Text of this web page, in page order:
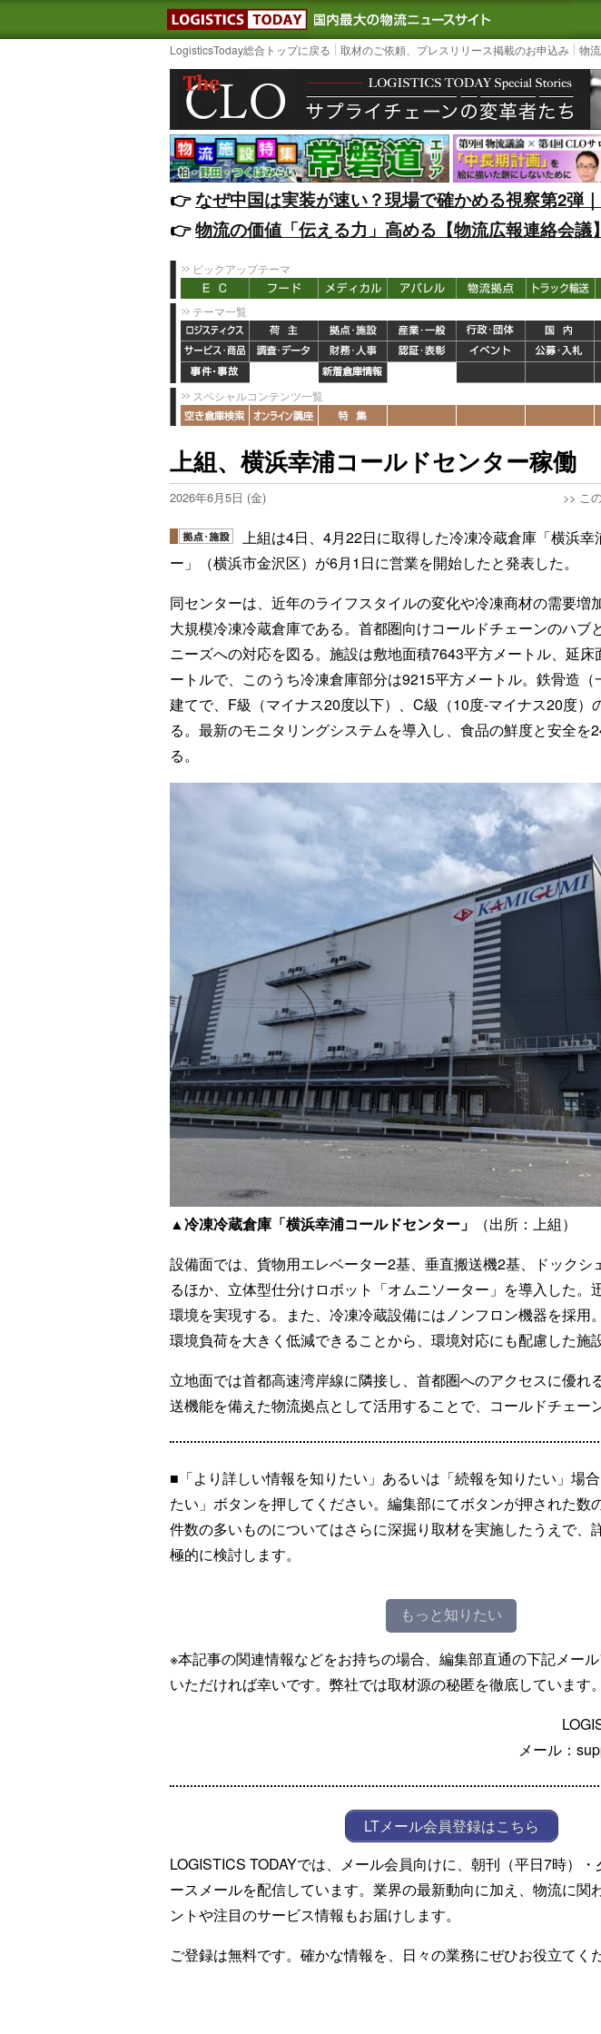
LOGISTICS TODAY｜国内最大の物流ニュー
LogisticsToday総合トップに戻る 取材のご依頼、プレスリリース掲載のお申込み 物
👉️なぜ中国は実装が速い？現場で確かめる視察第2弾
👉️物流の価値「伝える力」高める【物流広報連絡会議
ピックアップテーマ
テーマ一覧
スペシャルコンテンツ一覧
上組、横浜幸浦コールドセンター稼働
2026年6月5日 (金) >> こ
上組は4日、4月22日に取得した冷凍冷蔵倉庫「横浜幸
ー」（横浜市金沢区）が6月1日に営業を開始したと発表した。
同センターは、近年のライフスタイルの変化や冷凍商材の需要増
大規模冷凍冷蔵倉庫である。首都圏向けコールドチェーンのハブ
ニーズへの対応を図る。施設は敷地面積7643平方メートル、延床
ートルで、このうち冷凍倉庫部分は9215平方メートル。鉄骨造
建てで、F級（マイナス20度以下）、C級（10度-マイナス20度）
る。最新のモニタリングシステムを導入し、食品の鮮度と安全を
る。
▲冷凍冷蔵倉庫「横浜幸浦コールドセンター」
（出所：上組）
設備面では、貨物用エレベーター2基、垂直搬送機2基、ドックシ
るほか、立体型仕分けロボット「オムニソーター」を導入した。
環境を実現する。また、冷凍冷蔵設備にはノンフロン機器を採用
環境負荷を大きく低減できることから、環境対応にも配慮した施
立地面では首都高速湾岸線に隣接し、首都圏へのアクセスに優れ
送機能を備えた物流拠点として活用することで、コールドチェー
■「より詳しい情報を知りたい」あるいは「続報を知りたい」場
たい」ボタンを押してください。編集部にてボタンが押された数
件数の多いものについてはさらに深掘り取材を実施したうえで、
極的に検討します。
もっと知りたい
※本記事の関連情報などをお持ちの場合、編集部直通の下記メー
いただければ幸いです。弊社では取材源の秘匿を徹底しています。
メール：
LTメール会員登録はこちら
LOGISTICS TODAYでは、メール会員向けに、朝刊（平日7時）
ースメールを配信しています。業界の最新動向に加え、物流に関
ントや注目のサービス情報もお届けします。
ご登録は無料です。確かな情報を、日々の業務にぜひお役立てくだ